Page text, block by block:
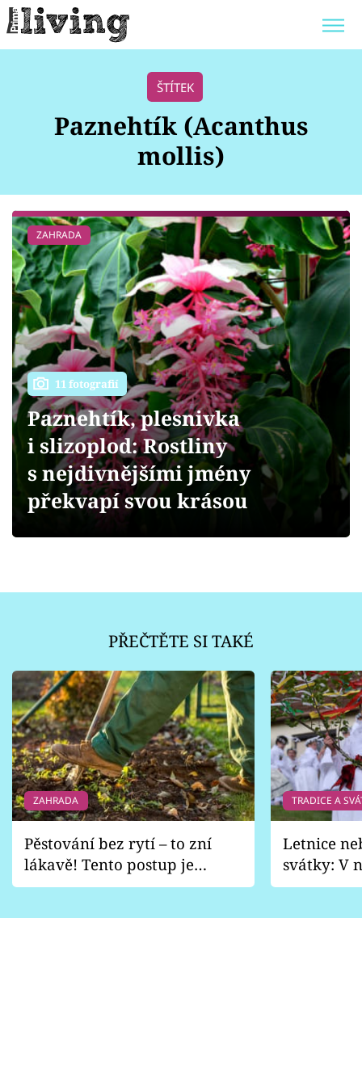
POKOJOVÉ KVĚTINY
ZAHRADA
Bydlení
Zahrada
Design
Sledujte prima+
Přihlášení
Sledujte nás
ŠTÍTEK
Paznehtík (Acanthus
mollis)
ZAHRADA
11 fotografií
Paznehtík, plesnivka
i slizoplod: Rostliny
s nejdivnějšími jmény
překvapí svou krásou
PŘEČTĚTE SI TAKÉ
ZAHRADA
Pěstování bez rytí – to zní
lákavě! Tento postup je
vhodný jen pro některé
TRADICE A
Letnice
svátky: V
pondělí